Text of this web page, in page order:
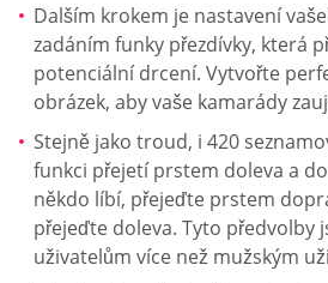
Dalším krokem je nastavení
zadáním funky přezdívky, která
potenciální drcení. Vytvořte
obrázek, aby vaše kamarády
Stejně jako troud, i 420
funkci přejetí prstem doleva a
někdo líbí, přejeďte prstem
přejeďte doleva. Tyto předvolby
uživatelům více než mužským